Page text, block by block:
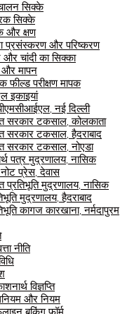
सिक्के
सिक्के
और क्षण
प्रसंस्करण और परिष्करण
और चांदी का सिक्का
और मापन
फील्ड परीक्षण मापक
इकाइयां
नई दिल्ली
सरकार टकसाल, कोलकाता
सरकार टकसाल, हैदराबाद
सरकार टकसाल, नोएडा
पत्र मुद्रणालय, नासिक
प्रेस, देवास
प्रतिभूति मुद्रणालय, नासिक
मुद्रणालय, हैदराबाद
कागज कारखाना, नर्मदापुरम
नीति
विज्ञप्ति
और नियम
बुकिंग फॉर्म